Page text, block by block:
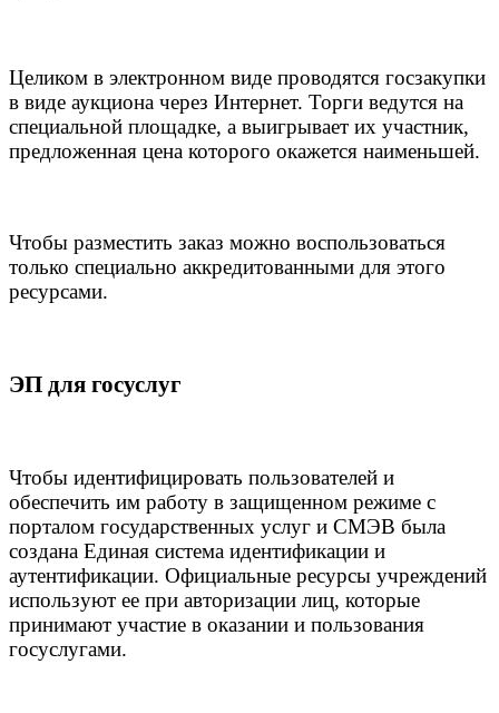
Целиком в электронном виде проводятся госзакупки
в виде аукциона через Интернет. Торги ведутся на
специальной площадке, а выигрывает их участник,
предложенная цена которого окажется наименьшей.
Чтобы разместить заказ можно воспользоваться
только специально аккредитованными для этого
ресурсами.
ЭП для госуслуг
Чтобы идентифицировать пользователей и
обеспечить им работу в защищенном режиме с
порталом государственных услуг и СМЭВ была
создана Единая система идентификации и
аутентификации. Официальные ресурсы учреждений
используют ее при авторизации лиц, которые
принимают участие в оказании и пользования
госуслугами.